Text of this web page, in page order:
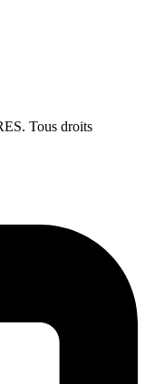
Tous droits